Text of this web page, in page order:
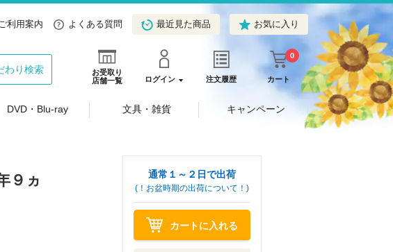
ご利用案内 よくある質問 最近見た商品 お気に入り
お受取り
店舗一覧
ログイン 注文履歴 カート
0
わり検索
DVD・Blu-ray 文具・雑貨 キャンペーン
９ヵ
通常１～２日で出荷
(！お盆時期の出荷について！)
カートに入れる